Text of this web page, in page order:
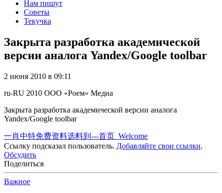
Нам пишут
Советы
Текучка
Закрыта разработка академической
версии аналога Yandex/Google toolbar
2 июня 2010 в 09:11
ru-RU 2010 ООО «Роем» Медиа
Закрыта разработка академической версии аналога
Yandex/Google toolbar
一肖中特免费资料选料到---首页_Welcome
Ссылку подсказал пользователь. Добавляйте свои ссылки.
Обсудить
Поделиться
Важное